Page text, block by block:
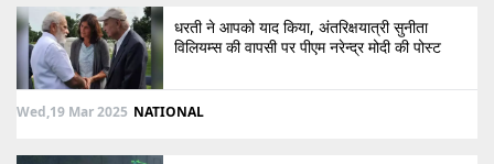
धरती ने आपको याद किया, अंतरिक्षयात्री सुनीता
विलियम्स की वापसी पर पीएम नरेन्द्र मोदी की पोस्ट
Wed,19 Mar 2025 NATIONAL